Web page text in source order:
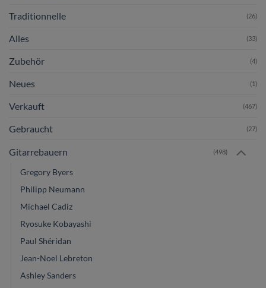
Traditionnelle (26)
Alles (33)
Zubehör (4)
Neues (1)
Verkauft (467)
Gebraucht (27)
Gitarrebauern (498)
Gregory Byers
Philipp Neumann
Michael Cadiz
Ryosuke Kobayashi
Paul Shéridan
Jean-Noel Lebreton
Ashley Sanders